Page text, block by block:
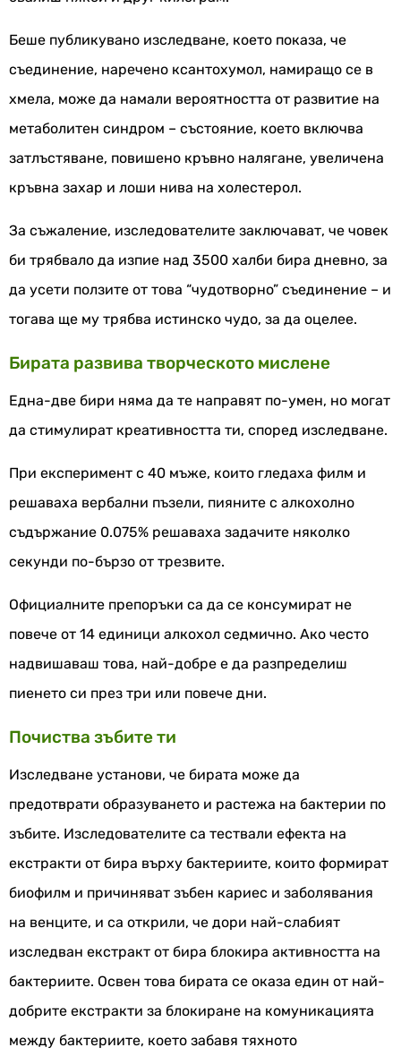
Беше публикувано изследване, което показа, че
съединение, наречено ксантохумол, намиращо се в
хмела, може да намали вероятността от развитие на
метаболитен синдром – състояние, което включва
затлъстяване, повишено кръвно налягане, увеличена
кръвна захар и лоши нива на холестерол.
За съжаление, изследователите заключават, че човек
би трябвало да изпие над 3500 халби бира дневно, за
да усети ползите от това “чудотворно” съединение – и
тогава ще му трябва истинско чудо, за да оцелее.
Бирата развива творческото мислене
Една-две бири няма да те направят по-умен, но могат
да стимулират креативността ти, според изследване.
При експеримент с 40 мъже, които гледаха филм и
решаваха вербални пъзели, пияните с алкохолно
съдържание 0.075% решаваха задачите няколко
секунди по-бързо от трезвите.
Официалните препоръки са да се консумират не
повече от 14 единици алкохол седмично. Ако често
надвишаваш това, най-добре е да разпределиш
пиенето си през три или повече дни.
Почиства зъбите ти
Изследване установи, че бирата може да
предотврати образуването и растежа на бактерии по
зъбите. Изследователите са тествали ефекта на
екстракти от бира върху бактериите, които формират
биофилм и причиняват зъбен кариес и заболявания
на венците, и са открили, че дори най-слабият
изследван екстракт от бира блокира активността на
бактериите. Освен това бирата се оказа един от най-
добрите екстракти за блокиране на комуникацията
между бактериите, което забавя тяхното